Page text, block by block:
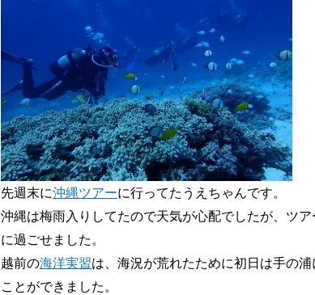
先週末に沖縄ツアーに行ってたうえちゃんです。
沖縄は梅雨入りしてたので天気が心配でしたが、ツ
に過ごせました。
越前の海洋実習は、海況が荒れたために初日は手の
ことができました。